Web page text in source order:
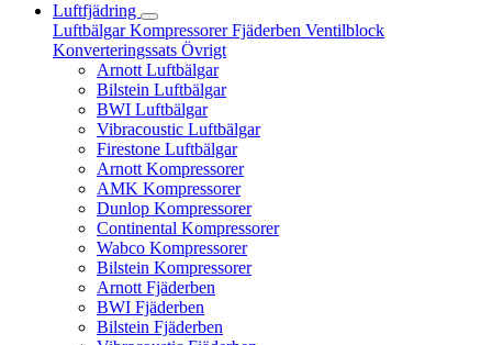
Luftfjädring
LuftbälgarKompressorerFjäderben Ventilblock
Konverteringssats Övrigt
Arnott Luftbälgar
Bilstein Luftbälgar
BWI Luftbälgar
Vibracoustic Luftbälgar
Firestone Luftbälgar
Arnott Kompressorer
AMK Kompressorer
Dunlop Kompressorer
Continental Kompressorer
Wabco Kompressorer
Bilstein Kompressorer
Arnott Fjäderben
BWI Fjäderben
Bilstein Fjäderben